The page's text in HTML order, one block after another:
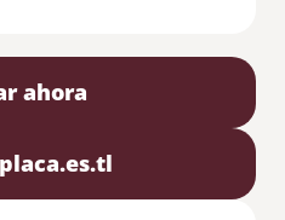
ahora